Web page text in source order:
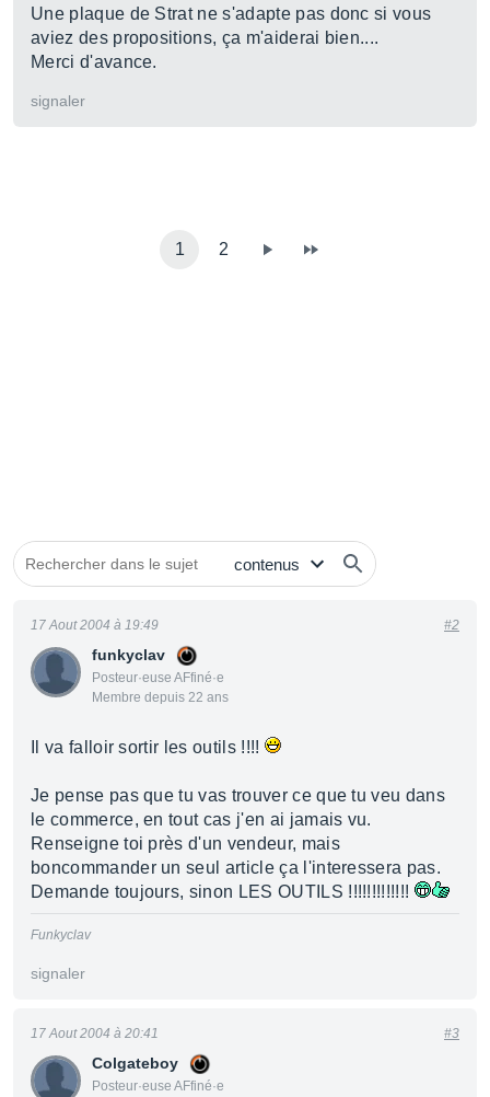
Une plaque de Strat ne s'adapte pas donc si vous
aviez des propositions, ça m'aiderai bien....
Merci d'avance.
signaler
1 2
funkyclav
Posteur·euse AFfiné·e
Membre depuis 22 ans
17 Aout 2004 à 19:49 #2
Il va falloir sortir les outils !!!!
Je pense pas que tu vas trouver ce que tu veu dans
le commerce, en tout cas j'en ai jamais vu.
Renseigne toi près d'un vendeur, mais
boncommander un seul article ça l'interessera pas.
Demande toujours, sinon LES OUTILS !!!!!!!!!!!!!
Funkyclav
signaler
Colgateboy
Posteur·euse AFfiné·e
17 Aout 2004 à 20:41 #3